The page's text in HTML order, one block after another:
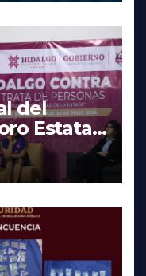
del
Estatal